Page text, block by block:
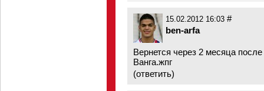
15.02.2012 16:03 #
ben-arfa
Вернется через 2 месяца
Ванга.жпг
(ответить)